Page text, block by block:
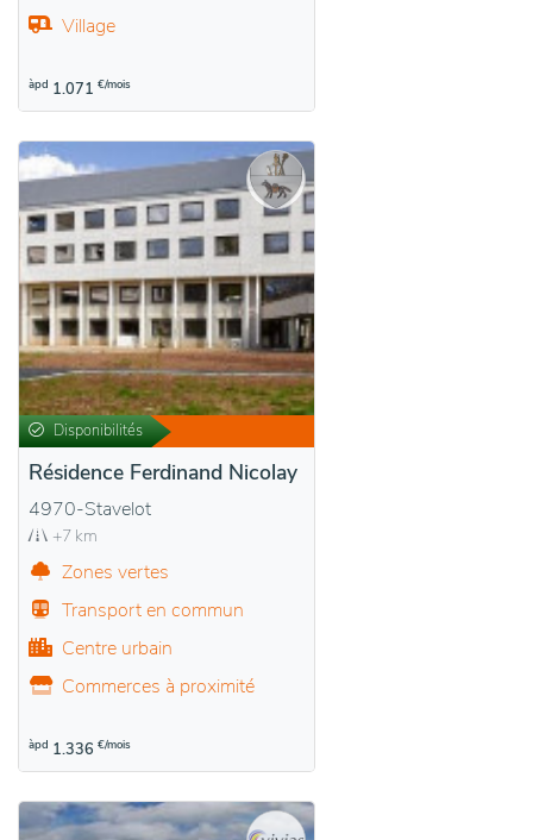
Village
àpd 1.071 €/mois
Disponibilités
Résidence Ferdinand Nicolay
4970-Stavelot
+7 km
Zones vertes
Transport en commun
Centre urbain
Commerces à proximité
àpd 1.336 €/mois